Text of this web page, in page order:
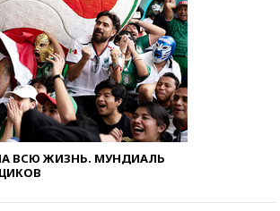
ВСЮ ЖИЗНЬ. МУНДИАЛЬ